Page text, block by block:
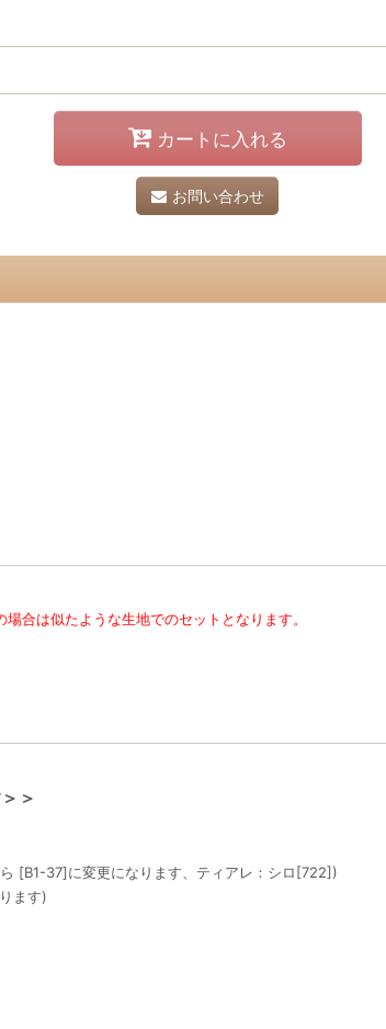
カートに入れる
お問い合わせ
合は似たような生地でのセットとなります。
＞
37]に変更になります、ティアレ：シロ[722])
ます)